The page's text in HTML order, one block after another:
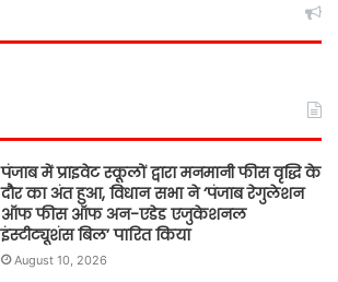
पंजाब में प्राइवेट स्कूलों द्वारा मनमानी फीस वृद्धि के
दौर का अंत हुआ, विधान सभा ने ‘पंजाब रेगुलेशन
ऑफ फीस ऑफ अन-एडेड एजुकेशनल
इंस्टीट्यूशंस बिल’ पारित किया
August 10, 2026